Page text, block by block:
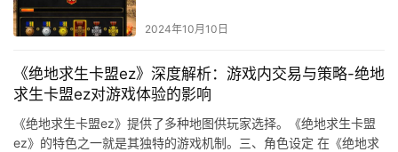
2024年10月10日
《绝地求生卡盟ez》深度解析：游戏内交易与策略-绝地
求生卡盟ez对游戏体验的影响
《绝地求生卡盟ez》提供了多种地图供玩家选择。《绝地求生卡盟
ez》的特色之一就是其独特的游戏机制。三、角色设定 在《绝地求